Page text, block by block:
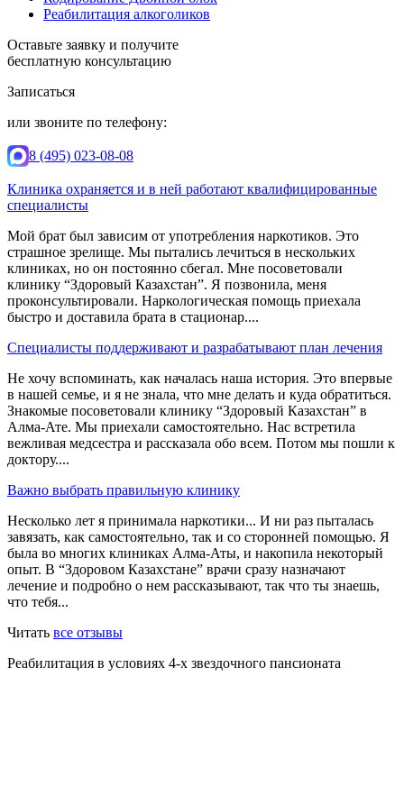
Реабилитация алкоголиков
Оставьте заявку и получите
бесплатную консультацию
Записаться
или звоните по телефону:
8 (495) 023-08-08
Клиника охраняется и в ней работают квалифицированные
специалисты
Мой брат был зависим от употребления наркотиков. Это
страшное зрелище. Мы пытались лечиться в нескольких
клиниках, но он постоянно сбегал. Мне посоветовали
клинику “Здоровый Казахстан”. Я позвонила, меня
проконсультировали. Наркологическая помощь приехала
быстро и доставила брата в стационар....
Специалисты поддерживают и разрабатывают план лечения
Не хочу вспоминать, как началась наша история. Это впервые
в нашей семье, и я не знала, что мне делать и куда обратиться.
Знакомые посоветовали клинику “Здоровый Казахстан” в
Алма-Ате. Мы приехали самостоятельно. Нас встретила
вежливая медсестра и рассказала обо всем. Потом мы пошли к
доктору....
Важно выбрать правильную клинику
Несколько лет я принимала наркотики... И ни раз пыталась
завязать, как самостоятельно, так и со сторонней помощью. Я
была во многих клиниках Алма-Аты, и накопила некоторый
опыт. В “Здоровом Казахстане” врачи сразу назначают
лечение и подробно о нем рассказывают, так что ты знаешь,
что тебя...
Читать все отзывы
Реабилитация в условиях 4-х звездочного пансионата